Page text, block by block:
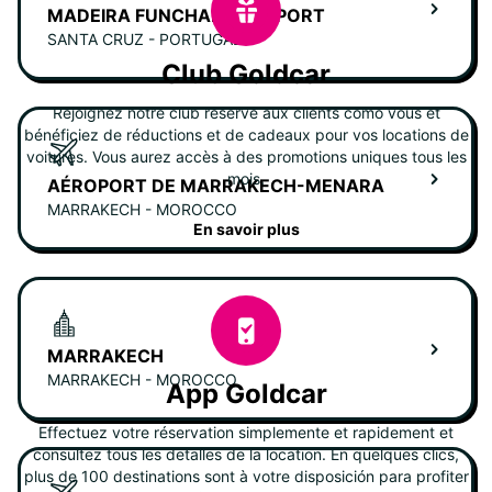
MADEIRA FUNCHAL AÉROPORT
SANTA CRUZ - PORTUGAL
AÉROPORT DE MARRAKECH-MENARA
MARRAKECH - MOROCCO
MARRAKECH
MARRAKECH - MOROCCO
Club Goldcar
Rejoignez notre club réservé aux clients como vous et
bénéficiez de réductions et de cadeaux pour vos locations de
voitures. Vous aurez accès à des promotions uniques tous les
mois.
En savoir plus
App Goldcar
Effectuez votre réservation simplemente et rapidement et
consultez tous les detalles de la location. En quelques clics,
plus de 100 destinations sont à votre disposición para profiter